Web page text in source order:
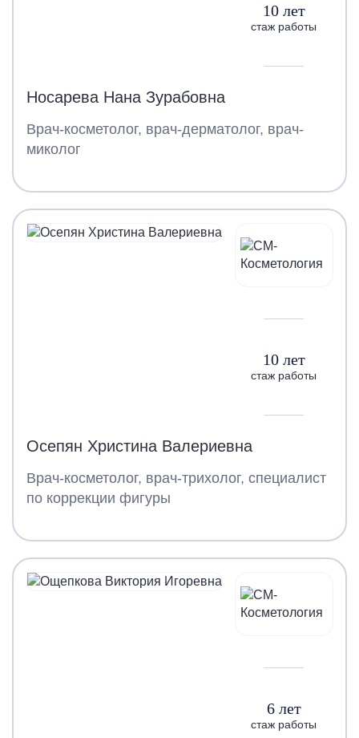
10 лет
стаж работы
Носарева Нана Зурабовна
Врач-косметолог, врач-дерматолог, врач-
миколог
10 лет
стаж работы
Осепян Христина Валериевна
Врач-косметолог, врач-трихолог, специалист
по коррекции фигуры
6 лет
стаж работы